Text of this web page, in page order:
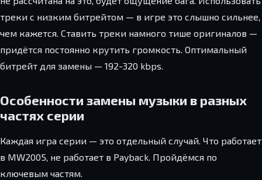
треки с низким битрейтом — в игре это слышно сильнее,
чем кажется. Ставить треки намного тише оригиналов —
придётся постоянно крутить громкость. Оптимальный
битрейт для замены — 192-320 kbps.
Особенности замены музыки в разных
частях серии
Каждая игра серии — это отдельный случай. Что работает
в MW2005, не работает в Payback. Пройдёмся по
ключевым частям.